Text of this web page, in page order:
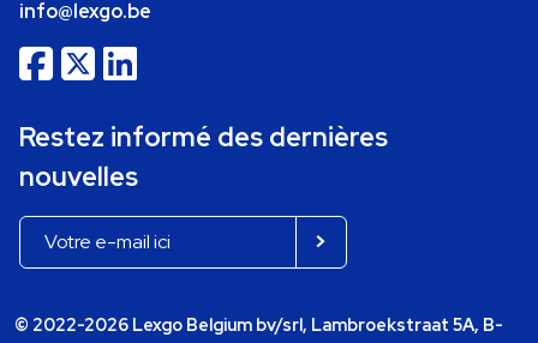
info@lexgo.be
Restez informé des dernières
nouvelles
© 2022-2026 Lexgo Belgium bv/srl, Lambroekstraat 5A, B-